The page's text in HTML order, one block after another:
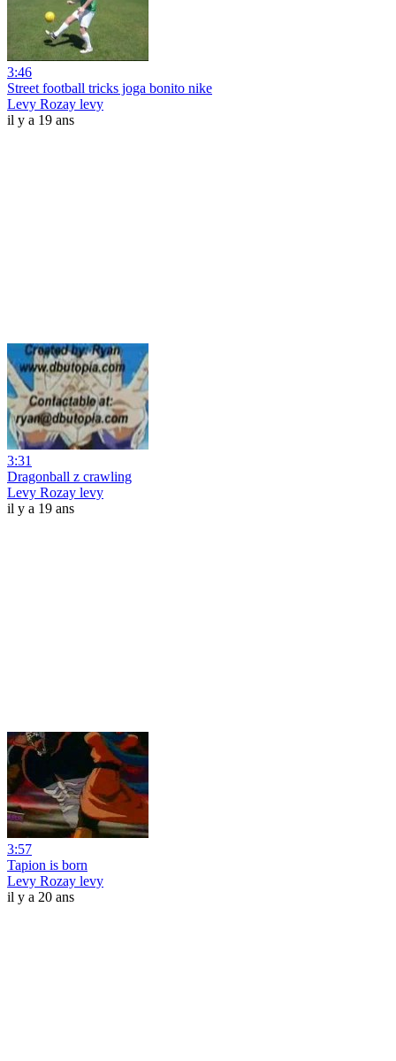
3:46
Street football tricks joga bonito nike
Levy Rozay levy
il y a 19 ans
3:31
Dragonball z crawling
Levy Rozay levy
il y a 19 ans
3:57
Tapion is born
Levy Rozay levy
il y a 20 ans